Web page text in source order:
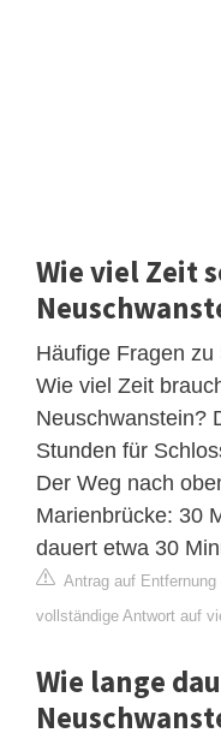
Wie viel Zeit
Häufige Fragen
Wie viel Zeit
Neuschwanstein?
Stunden für
Der Weg nach
Marienbrücke: 30
dauert etwa 30
Antrag auf Entfernung
vollständige Antwort auf
Wie lange